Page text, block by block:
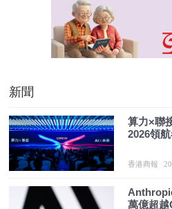
新聞
算力×聯
2026領
香港商報
萬億超